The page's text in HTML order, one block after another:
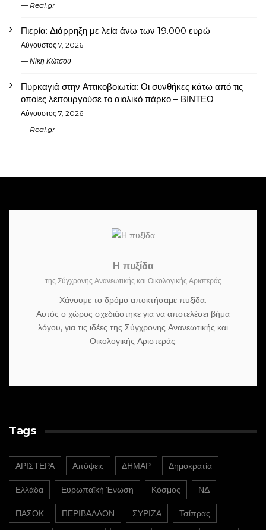
Real.gr
Πιερία: Διάρρηξη με λεία άνω των 19.000 ευρώ
Αύγουστος 7, 2026
Νίκη Κώτσου
Πυρκαγιά στην Αττικοβοιωτία: Οι συνθήκες κάτω από τις
οποίες λειτουργούσε το αιολικό πάρκο – ΒΙΝΤΕΟ
Αύγουστος 7, 2026
Real.gr
Η πυξίδα
της Σύγχρονης Ανανεωτικής και Οικολογικής Αριστεράς
Χάνουμε το δρόμο αποκτήσαμε πυξίδα.
Αυτός ο χώρος σχεδιάστηκε για να αποτελέσει βήμα
λόγου, για τις ιδέες της Σύγχρονης Ανανεωτικής και
Οικολογικής Αριστεράς.
Tags
ΑΡΙΣΤΕΡΑ Απόψεις ΔΗΜΑΡ Δημοκρατία
Ελλάδα Ευρωπαϊκή Ένωση Κόσμος ΝΔ
ΠΑΣΟΚ ΠΕΡΙΒΑΛΛΟΝ ΣΥΡΙΖΑ Τσίπρας